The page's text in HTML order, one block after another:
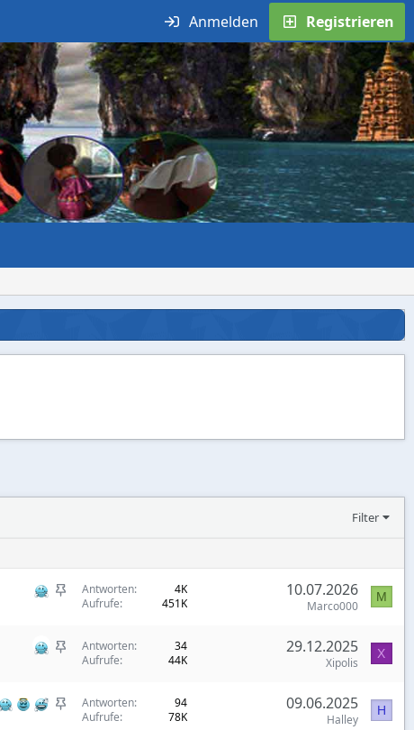
Anmelden Registrieren
Filter
S
c
Antworten
4K
Aufrufe
451K
10.07.2026
Marco000
M
S
c
Antworten
34
Aufrufe
44K
29.12.2025
Xipolis
X
S
Antworten
94
Aufrufe
78K
09.06.2025
Halley
H